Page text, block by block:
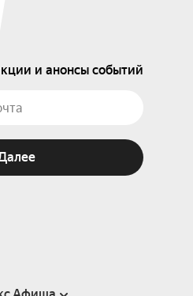
и анонсы событий